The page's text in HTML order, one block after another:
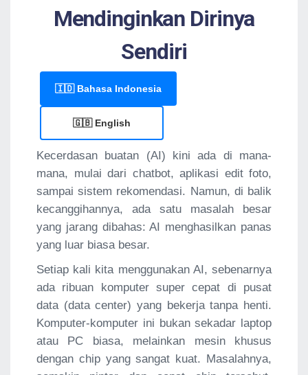
Mendinginkan Dirinya
Sendiri
🇮🇩 Bahasa Indonesia
🇬🇧 English
Kecerdasan buatan (AI) kini ada di mana-
mana, mulai dari chatbot, aplikasi edit foto,
sampai sistem rekomendasi. Namun, di balik
kecanggihannya, ada satu masalah besar
yang jarang dibahas: AI menghasilkan panas
yang luar biasa besar.
Setiap kali kita menggunakan AI, sebenarnya
ada ribuan komputer super cepat di pusat
data (data center) yang bekerja tanpa henti.
Komputer-komputer ini bukan sekadar laptop
atau PC biasa, melainkan mesin khusus
dengan chip yang sangat kuat. Masalahnya,